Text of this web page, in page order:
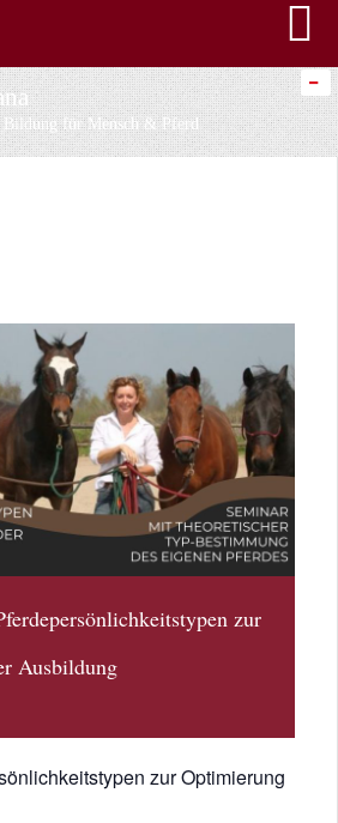
Bildung für Mensch & Pferd
-
zur
Ausbildung
zur Optimierung